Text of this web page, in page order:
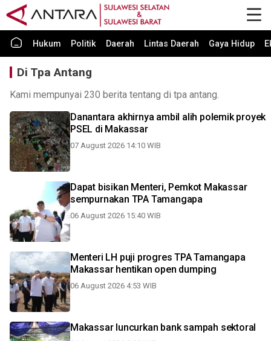
Hukum Politik Daerah Lintas Daerah Gaya Hidup
Di Tpa Antang
Kami mempunyai 230 berita tentang di tpa antang.
Danantara akhirnya ambil alih polemik proyek
PSEL di Makassar
07 August 2026 14:10 WIB
Dapat bisikan Menteri, Pemkot Makassar
sempurnakan TPA Tamangapa
06 August 2026 15:40 WIB
Menteri LH puji progres TPA Tamangapa
Makassar hentikan open dumping
06 August 2026 4:53 WIB
Makassar luncurkan bank sampah sektoral